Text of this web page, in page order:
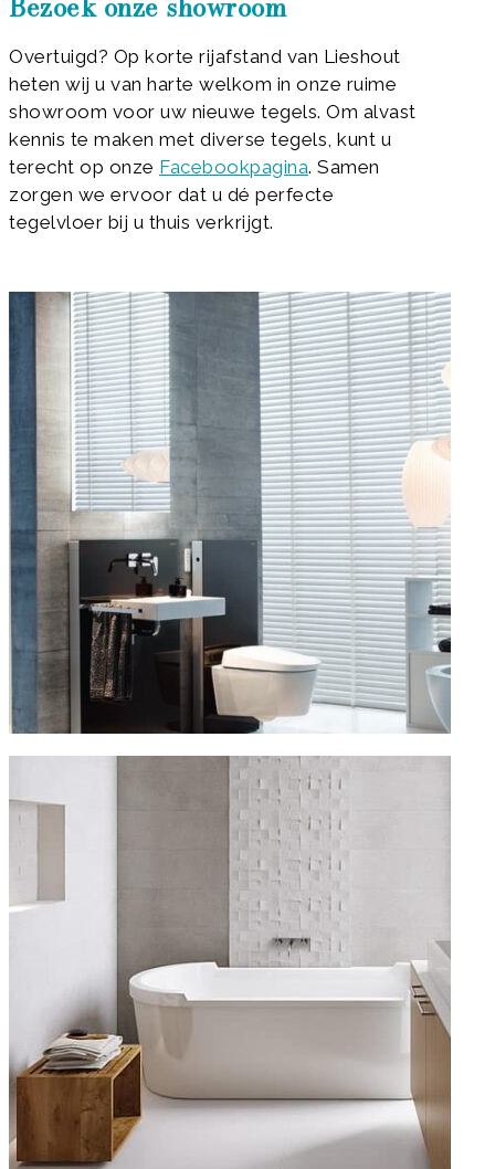
Bezoek onze showroom
Overtuigd? Op korte rijafstand van Lieshout
heten wij u van harte welkom in onze ruime
showroom voor uw nieuwe tegels. Om alvast
kennis te maken met diverse tegels, kunt u
terecht op onze Facebookpagina. Samen
zorgen we ervoor dat u dé perfecte
tegelvloer bij u thuis verkrijgt.